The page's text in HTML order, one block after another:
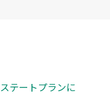
テートプランに